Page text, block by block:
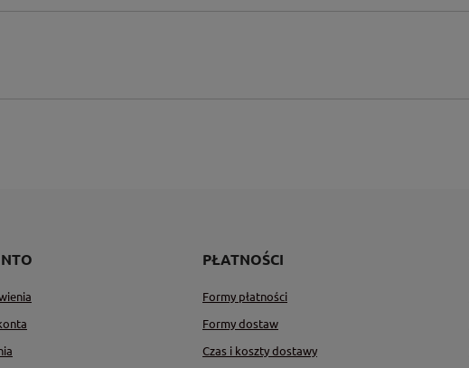
PŁATNOŚCI
Formy płatności
Formy dostaw
Czas i koszty dostawy